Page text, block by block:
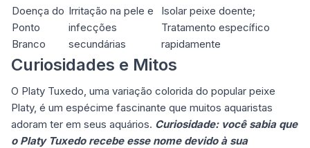
Doença do
Ponto
Branco
Irritação na pele e
infecções
secundárias
Isolar peixe doente;
Tratamento específico
rapidamente
Curiosidades e Mitos
O Platy Tuxedo, uma variação colorida do popular peixe
Platy, é um espécime fascinante que muitos aquaristas
adoram ter em seus aquários. Curiosidade: você sabia que
o Platy Tuxedo recebe esse nome devido à sua